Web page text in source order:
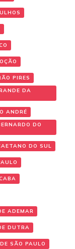
PIRES
DA
ANDRÉ
DO
DO SUL
ADEMAR
DUTRA
SÃO PAULO